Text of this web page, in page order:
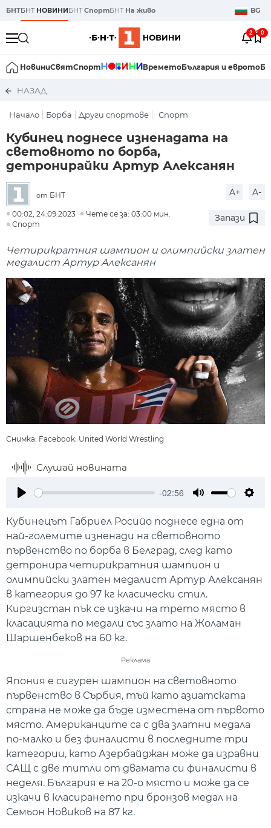
БНТБНТ НОВИНИБНТСпортБНТ На живо BG
2 0
НовиниСвятСпорт ВреметоБългария и еврото
НАЗАД
Начало Борба Други спортове Спорт
Кубинец поднесе изненадата на
световното по борба,
детронирайки Артур Алексанян
от БНТ A+ A-
00:02, 24.09.2023
Чете се за: 03:00 мин.
Спорт
Запази
Четирикратния шампион и олимпийски златен
медалист Артур Алексанян
Снимка: Facebook: United World Wrestling
Слушай новината
-02:56
Кубинецът Габриел Росийо поднесе една от
най-големите изненади на световното
първенство по борба в Белград, след като
детронира четирикратния шампион и
олимпийски златен медалист Артур Алексанян
в категория до 97 кг класически стил.
Киргизстан пък се изкачи на трето място в
класацията по медали със злато на Жоламан
Шаршенбеков на 60 кг.
Реклама
Япония е сигурен шампион на световнотo
първенство в Сърбия, тъй като азиатската
страна не може да бъде изместена от първото
място. Американците са с два златни медала
по-малко и без финалисти в последните три
категории, като Азербайджан може да изравни
САЩ с две титли от двамата си финалисти в
неделя. България е на 20-о място и може да се
изкачи в класирането при бронзов медал на
Семьон Новиков на 87 кг.